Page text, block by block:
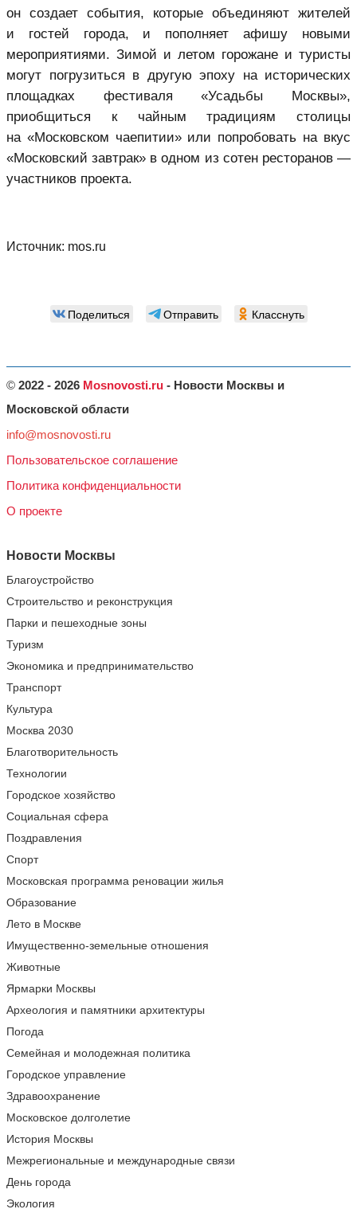
он создает события, которые объединяют жителей
и гостей города, и пополняет афишу новыми
мероприятиями. Зимой и летом горожане и туристы
могут погрузиться в другую эпоху на исторических
площадках фестиваля «Усадьбы Москвы»,
приобщиться к чайным традициям столицы
на «Московском чаепитии» или попробовать на вкус
«Московский завтрак» в одном из сотен ресторанов —
участников проекта.
Источник: mos.ru
Поделиться Отправить Класснуть
© 2022 - 2026 Mosnovosti.ru - Новости Москвы и
Московской области
info@mosnovosti.ru
Пользовательское соглашение
Политика конфиденциальности
О проекте
Новости Москвы
Благоустройство
Строительство и реконструкция
Парки и пешеходные зоны
Туризм
Экономика и предпринимательство
Транспорт
Культура
Москва 2030
Благотворительность
Технологии
Городское хозяйство
Социальная сфера
Поздравления
Спорт
Московская программа реновации жилья
Образование
Лето в Москве
Имущественно-земельные отношения
Животные
Ярмарки Москвы
Археология и памятники архитектуры
Погода
Семейная и молодежная политика
Городское управление
Здравоохранение
Московское долголетие
История Москвы
Межрегиональные и международные связи
День города
Экология